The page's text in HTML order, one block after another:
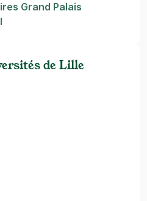
Grand Palais
de Lille